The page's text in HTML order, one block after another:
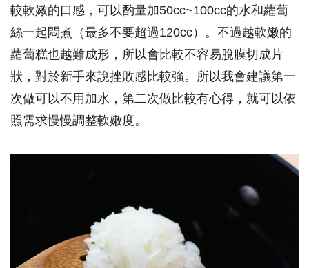
較軟嫩的口感，可以酌量加50cc~100cc的水和蘿蔔
絲一起悶煮（最多不要超過120cc）。不過越軟嫩的
蘿蔔糕也越難成形，所以會比較不容易脫膜切成片
狀，對於新手來說挫敗感比較強。所以我會建議第一
次做可以不用加水，第二次做比較有心得，就可以依
照需求慢慢調整軟嫩度。